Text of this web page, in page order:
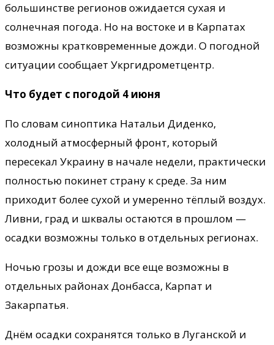
большинстве регионов ожидается сухая и
солнечная погода. Но на востоке и в Карпатах
возможны кратковременные дожди. О погодной
ситуации сообщает Укргидрометцентр.
Что будет с погодой 4 июня
По словам синоптика Натальи Диденко,
холодный атмосферный фронт, который
пересекал Украину в начале недели, практически
полностью покинет страну к среде. За ним
приходит более сухой и умеренно тёплый воздух.
Ливни, град и шквалы остаются в прошлом —
осадки возможны только в отдельных регионах.
Ночью грозы и дожди все еще возможны в
отдельных районах Донбасса, Карпат и
Закарпатья.
Днём осадки сохранятся только в Луганской и